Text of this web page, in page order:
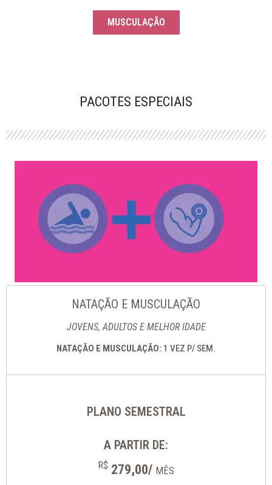
MUSCULAÇÃO
PACOTES ESPECIAIS
NATAÇÃO E MUSCULAÇÃO
JOVENS, ADULTOS E MELHOR IDADE
NATAÇÃO E MUSCULAÇÃO: 1 VEZ P/ SEM.
PLANO SEMESTRAL
A PARTIR DE:
R$ 279,00/ MÊS